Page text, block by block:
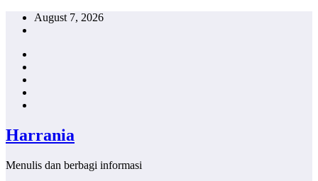
Skip
August 7, 2026
Harrania
Menulis dan berbagi informasi